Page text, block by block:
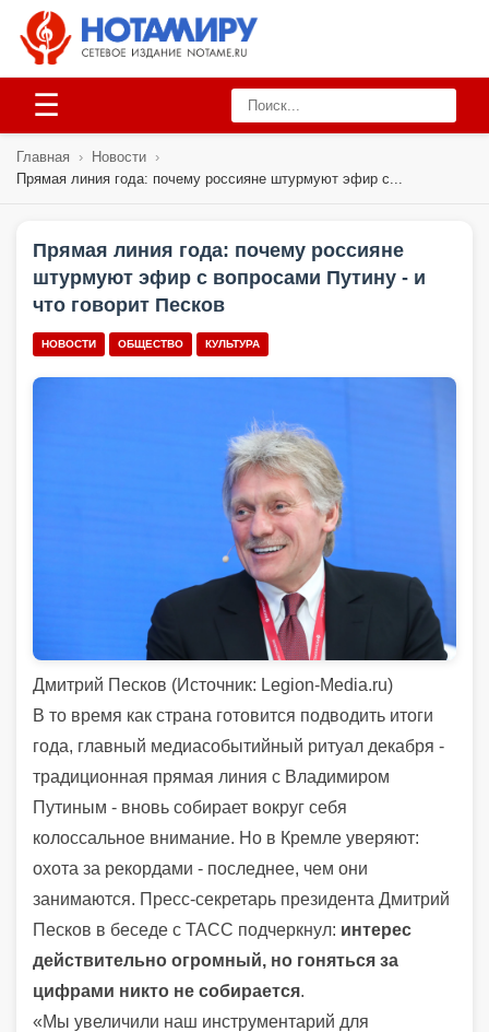
☰
Главная › Новости ›
Прямая линия года: почему россияне штурмуют эфир с...
Прямая линия года: почему россияне
штурмуют эфир с вопросами Путину - и
что говорит Песков
НОВОСТИ ОБЩЕСТВО КУЛЬТУРА
Дмитрий Песков (Источник: Legion-Media.ru)
В то время как страна готовится подводить итоги
года, главный медиасобытийный ритуал декабря -
традиционная прямая линия с Владимиром
Путиным - вновь собирает вокруг себя
колоссальное внимание. Но в Кремле уверяют:
охота за рекордами - последнее, чем они
занимаются. Пресс-секретарь президента Дмитрий
Песков в беседе с ТАСС подчеркнул: интерес
действительно огромный, но гоняться за
цифрами никто не собирается.
«Мы увеличили наш инструментарий для